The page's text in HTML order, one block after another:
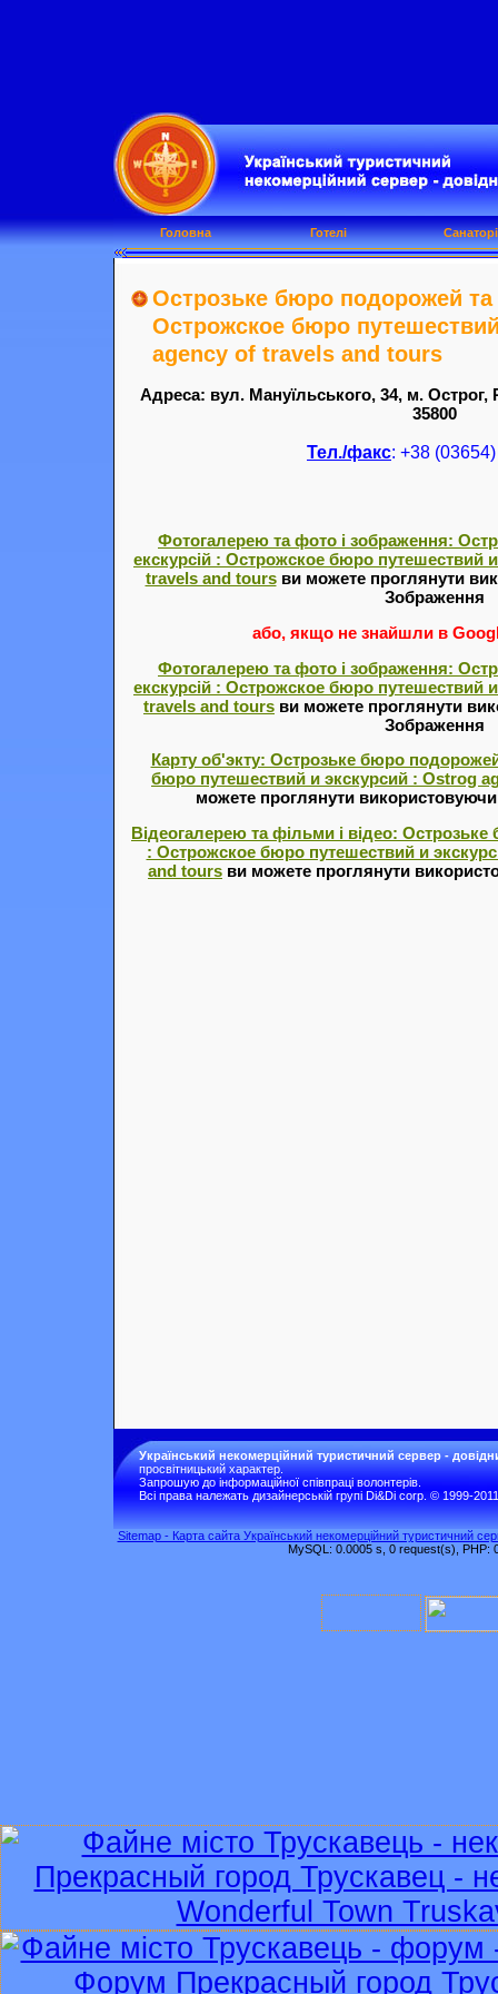
Острозьке бюро подорожей та
Острожское бюро
agency of travels and tours
Адреса: вул. Мануїльського, 34, м. Острог,
35800
Тел./факс: +38
Фотогалерею та фото і зображення:
екскурсій : Острожское бюро путешествий
travels and toursви можете проглянути
Зображення
або, якщо не знайшли в
Фотогалерею та фото і зображення:
екскурсій : Острожское бюро путешествий
travels and tours ви можете проглянути
Зображення
Карту об'экту: Острозьке бюро
бюро путешествий и экскурсий : Ostrog
можете проглянути використовуючи
Відеогалерею та фільми і відео:
: Острожское бюро путешествий и
and tours ви можете проглянути
Головна Готелі
Український некомерційний туристичний сервер -
просвітницький характер.
Запрошую до інформаційної співпраці волонтерів.
Всі права належать дизайнерській групі Di&Di corp. © 1999-2011
Sitemap - Карта сайта Український некомерційний туристичний
MySQL: 0.0005 s, 0 request(s), PHP: